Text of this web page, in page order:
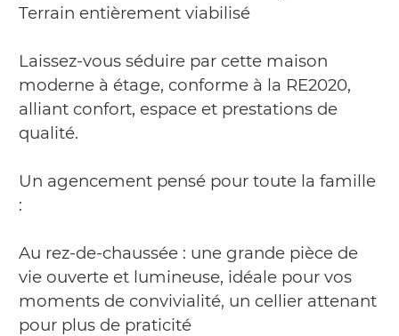
Terrain entièrement viabilisé
Laissez-vous séduire par cette maison
moderne à étage, conforme à la RE2020,
alliant confort, espace et prestations de
qualité.
Un agencement pensé pour toute la famille
:
Au rez-de-chaussée : une grande pièce de
vie ouverte et lumineuse, idéale pour vos
moments de convivialité, un cellier attenant
pour plus de praticité